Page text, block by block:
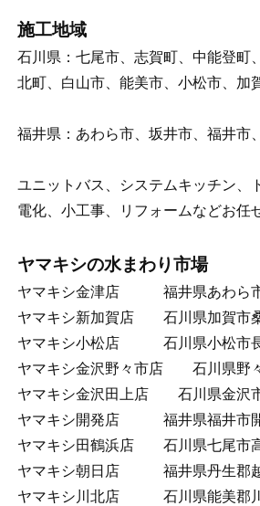
施工地域
石川県：七尾市、志賀町、中能登町
北町、白山市、能美市、小松市、加
福井県：あわら市、坂井市、福井市
ユニットバス、システムキッチン、
電化、小工事、リフォームなどお任
ヤマキシの水まわり市場
ヤマキシ金津店 福井県あわら市
ヤマキシ新加賀店 石川県加賀市
ヤマキシ小松店 石川県小松市長
ヤマキシ金沢野々市店 石川県野
ヤマキシ金沢田上店 石川県金沢
ヤマキシ開発店 福井県福井市開
ヤマキシ田鶴浜店 石川県七尾市
ヤマキシ朝日店 福井県丹生郡越
ヤマキシ川北店 石川県能美郡川